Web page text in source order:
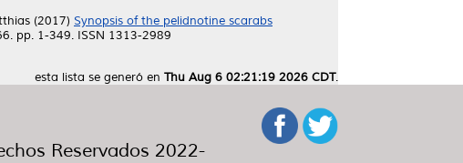
(2017) Synopsis of the pelidnotine scarabs
pp. 1-349. ISSN 1313-2989
esta lista se generó en Thu Aug 6 02:21:19 2026 CDT.
Reservados 2022-